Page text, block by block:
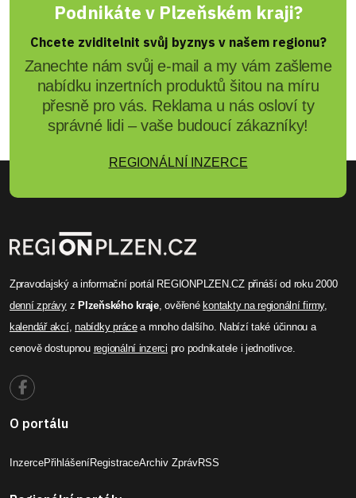
Podnikáte v Plzeňském kraji?
Chcete zviditelnit svůj byznys v našem regionu?
Zanechte nám svůj e-mail a my vám zašleme
nabídku inzertních produktů šitou na míru
přesně pro vás. Reklama u nás osloví ty
správné lidi – vaše budoucí zákazníky!
REGIONÁLNÍ INZERCE
Zpravodajský a informační portál REGIONPLZEN.CZ přináší od roku 2000
denní zprávyz Plzeňského kraje, ověřené kontakty na regionální firmy,
kalendář akcí,nabídky prácea mnoho dalšího. Nabízí také účinnou a
cenově dostupnou regionální inzerci pro podnikatele i jednotlivce.
O portálu
InzercePřihlášeníRegistraceArchiv ZprávRSS